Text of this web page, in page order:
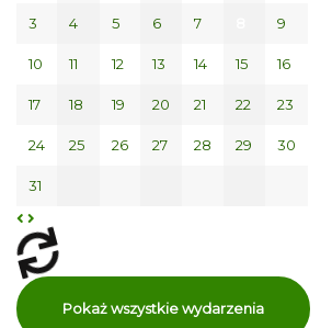
3 4 5 6 7 9
10 11 12 13 14 15 16
17 18 19 20 21 22 23
24 25 26 27 28 29 30
31
Pokaż wszystkie wydarzenia